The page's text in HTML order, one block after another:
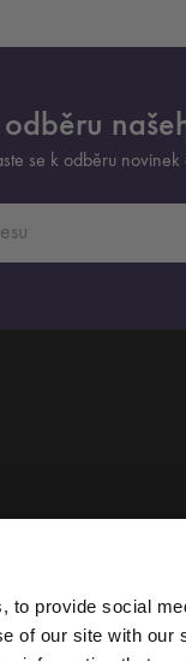
to provide social
of our site with our
odběru
se k odběru novinek